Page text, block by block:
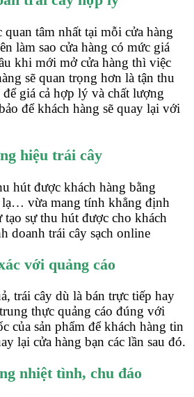
tâm nhất tại mỗi cửa hàng
làm sao cửa hàng có mức giá
khi mới mở cửa hàng thì việc
sẽ quan trọng hơn là tận thu
giá cả hợp lý và chất lượng
để khách hàng sẽ quay lại với
hiệu trái cây
hút được khách hàng bằng
lạ… vừa mang tính khẳng định
sự thu hút được cho khách
doanh trái cây sạch online
với quảng cáo
trái cây dù là bán trực tiếp hay
thực quảng cáo đúng với
của sản phẩm để khách hàng tin
lại cửa hàng bạn các lần sau đó.
nhiệt tình, chu đáo